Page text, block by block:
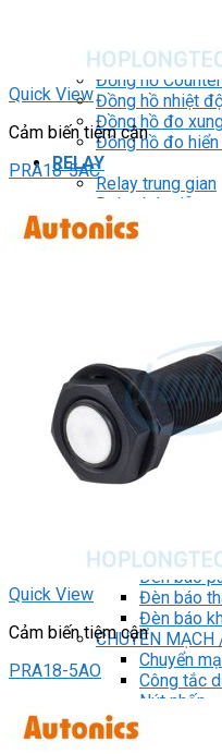
Đồng hồ Timer
Đồng hồ
Đồng hồ nhiệt
Đồng hồ đo
Đồng hồ đo
RELAY
Relay trung gian
Relay bán dẫn
Relay thời gian
Relay an toàn
BIẾN TẦN
DRIVER / MOTOR
LOGIC RELAY
Zelio
BỘ NGUỒN DC
Robot KUKA
Đèn báo
Đèn báo
Đèn báo
Đèn báo
CHUYỂN
Chuyển
Công tắc
Nút nhấn
Phích cắm / Ổ
Can nhiệt
Quick View
Cảm biến tiệm cận
PRA18-5AC
Quick View
Cảm biến tiệm cận
PRA18-5AO